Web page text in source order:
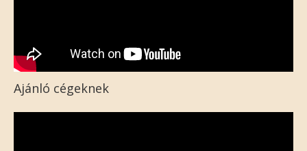
Ajánló cégeknek